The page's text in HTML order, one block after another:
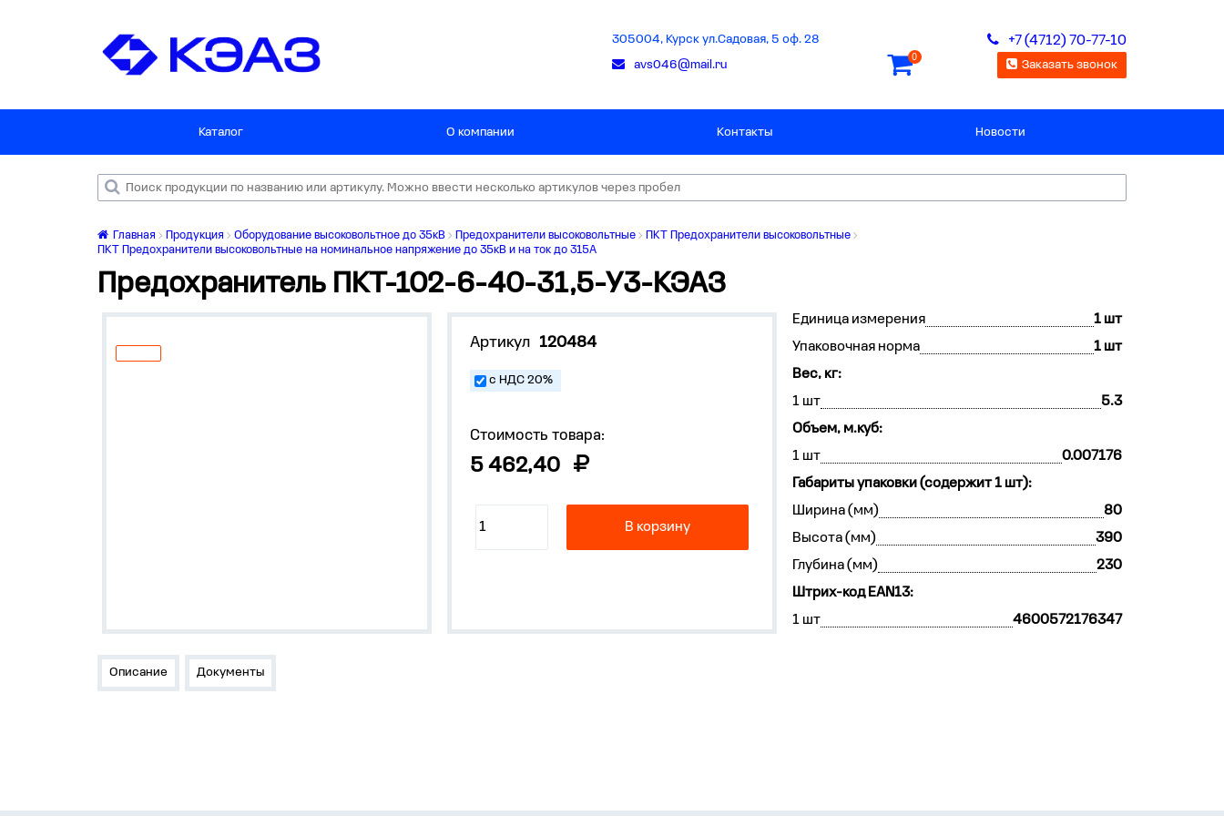
305004, Курск ул.Садовая, 5 оф. 28 +7 (4712) 70-77-10
avs046@mail.ru
0
Заказать звонок
Каталог О компании Контакты Новости
Главная Продукция Оборудование высоковольтное до 35кВ Предохранители высоковольтные
ПКТ Предохранители высоковольтные
ПКТ Предохранители высоковольтные на номинальное напряжение до 35кВ и на ток до 315А
Предохранитель ПКТ-102-6-40-31,5-У3-КЭАЗ
Артикул 120484
с НДС 20%
Стоимость товара:
5 462,40
В корзину
Единица измерения
1 шт
Упаковочная норма
1 шт
Вес, кг:
1 шт
5.3
Объем, м.куб:
1 шт
0.007176
Габариты упаковки (содержит 1 шт):
Ширина (мм)
80
Высота (мм)
390
Глубина (мм)
230
Штрих-код EAN13:
1 шт
4600572176347
Описание Документы